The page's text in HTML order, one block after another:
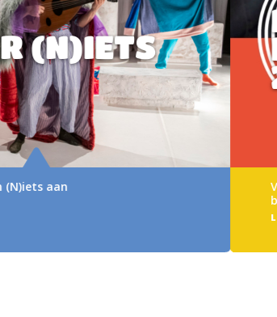
NIEUWE
BROCHURE
2027
Verse muziek voor het jongste publiek Voor u